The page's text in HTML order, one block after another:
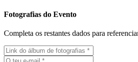
Fotografias do Evento
Completa os restantes dados para